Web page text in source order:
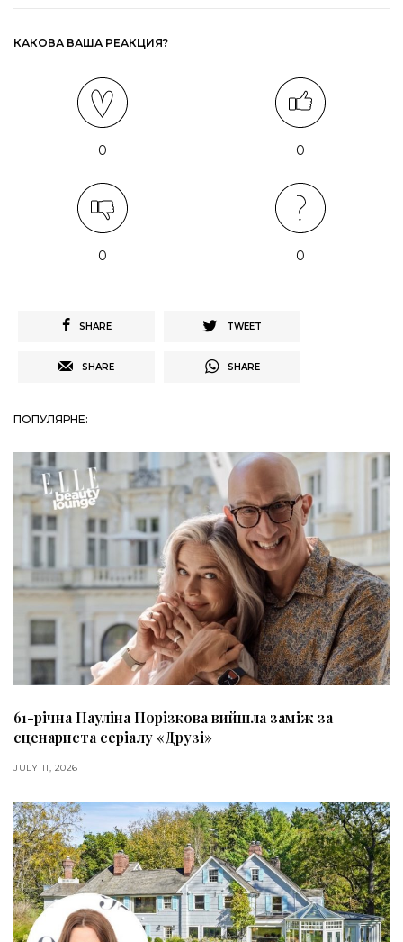
КАКОВА ВАША РЕАКЦИЯ?
0 0
0 0
SHARE TWEET
SHARE SHARE
ПОПУЛЯРНЕ:
61-річна Пауліна Порізкова вийшла заміж за
сценариста серіалу «Друзі»
JULY 11, 2026